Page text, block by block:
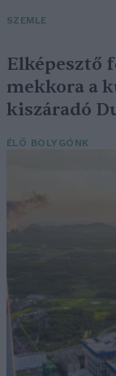
SZEMLE
Elképesztő
mekkora a
kiszáradó
ÉLŐ BOLYGÓNK